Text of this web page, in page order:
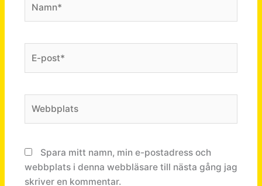
post*
Spara mitt namn, min e-postadress och
webbplats i denna webbläsare till nästa gång jag
skriver en kommentar.